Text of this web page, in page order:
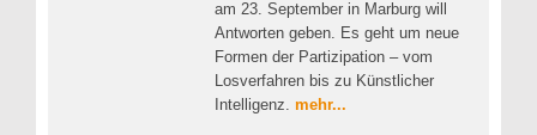
am 23. September in Marburg will
Antworten geben. Es geht um neue
Formen der Partizipation – vom
Losverfahren bis zu Künstlicher
Intelligenz. mehr...